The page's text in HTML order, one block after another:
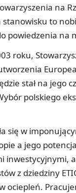
na
to
powiedzenia
roku,
stał na jego
polskiego
się w
a jego
inwestycyjnymi,
z dziedziny
ociepleń.